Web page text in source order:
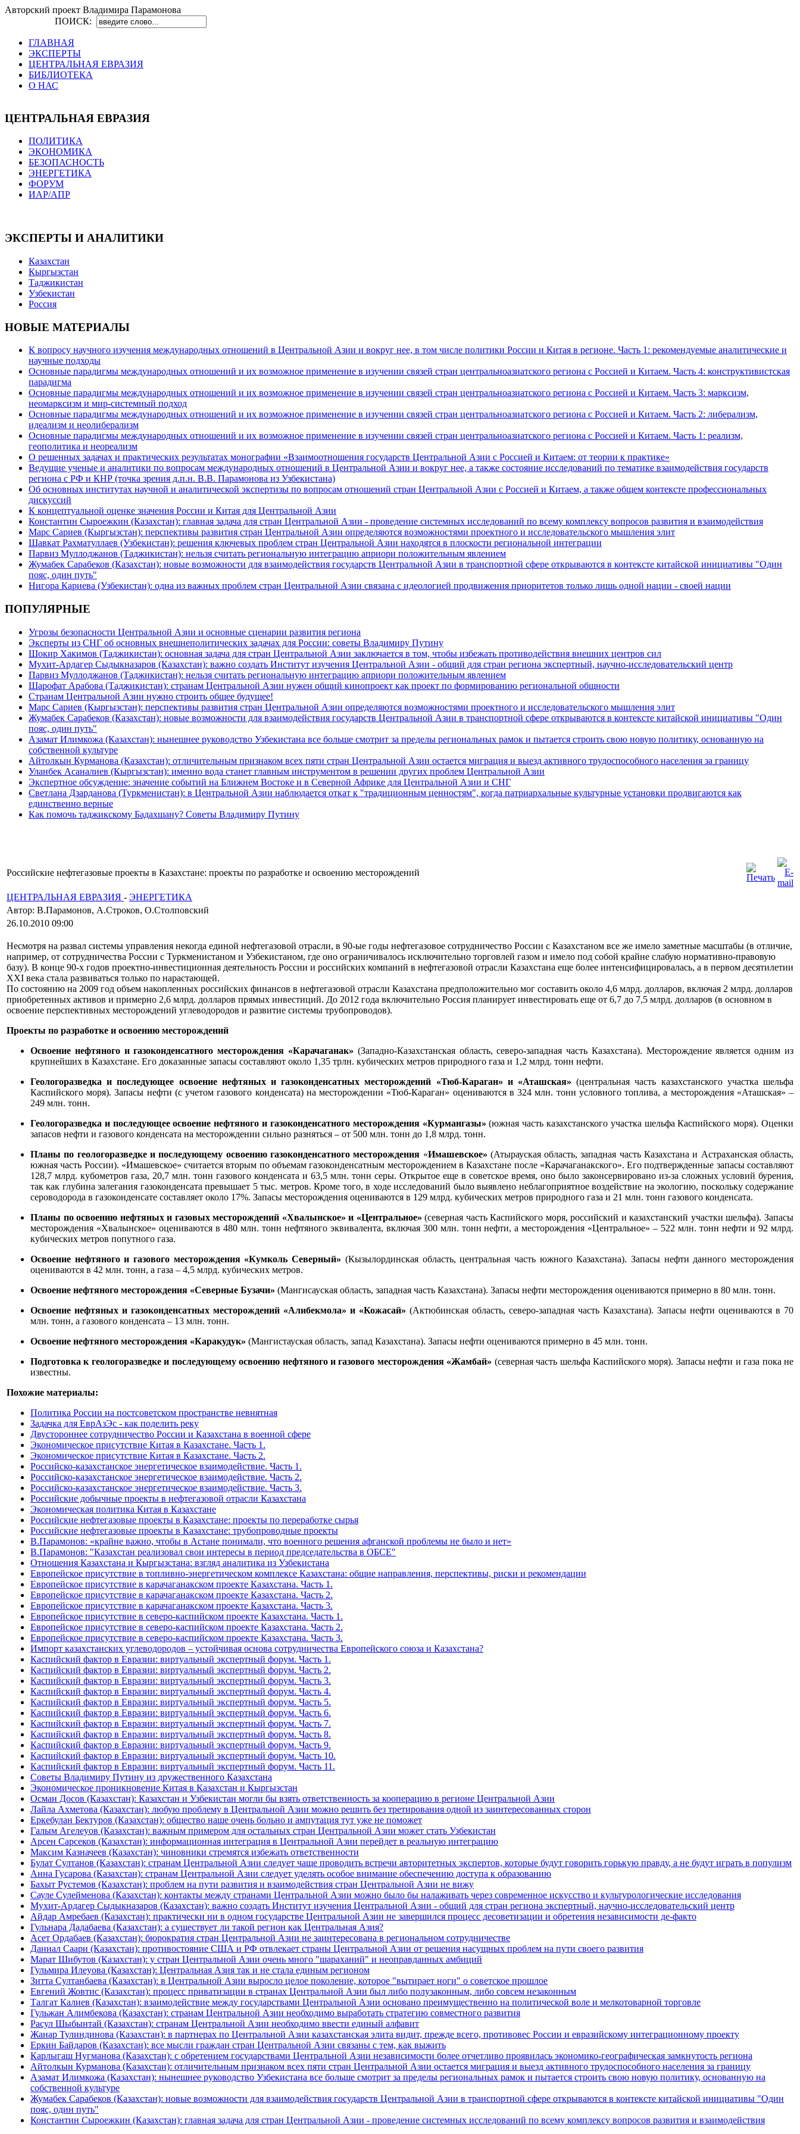
Авторский проект Владимира Парамонова
ПОИСК:
ГЛАВНАЯ
ЭКСПЕРТЫ
ЦЕНТРАЛЬНАЯ ЕВРАЗИЯ
БИБЛИОТЕКА
О НАС
ЦЕНТРАЛЬНАЯ ЕВРАЗИЯ
ПОЛИТИКА
ЭКОНОМИКА
БЕЗОПАСНОСТЬ
ЭНЕРГЕТИКА
ФОРУМ
ИАР/АПР
ЭКСПЕРТЫ И АНАЛИТИКИ
Казахстан
Кыргызстан
Таджикистан
Узбекистан
Россия
НОВЫЕ МАТЕРИАЛЫ
К вопросу научного изучения международных отношений в Центральной Азии и вокруг нее, в том числе политики России и Китая в регионе. Часть 1: рекомендуемые аналитические и
научные подходы
Основные парадигмы международных отношений и их возможное применение в изучении связей стран центральноазиатского региона с Россией и Китаем. Часть 4: конструктивистская
парадигма
Основные парадигмы международных отношений и их возможное применение в изучении связей стран центральноазиатского региона с Россией и Китаем. Часть 3: марксизм,
неомарксизм и мир-системный подход
Основные парадигмы международных отношений и их возможное применение в изучении связей стран центральноазиатского региона с Россией и Китаем. Часть 2: либерализм,
идеализм и неолиберализм
Основные парадигмы международных отношений и их возможное применение в изучении связей стран центральноазиатского региона с Россией и Китаем. Часть 1: реализм,
геополитика и неореализм
О решенных задачах и практических результатах монографии «Взаимоотношения государств Центральной Азии с Россией и Китаем: от теории к практике»
Ведущие ученые и аналитики по вопросам международных отношений в Центральной Азии и вокруг нее, а также состояние исследований по тематике взаимодействия государств
региона с РФ и КНР (точка зрения д.п.н. В.В. Парамонова из Узбекистана)
Об основных институтах научной и аналитической экспертизы по вопросам отношений стран Центральной Азии с Россией и Китаем, а также общем контексте профессиональных
дискуссий
К концептуальной оценке значения России и Китая для Центральной Азии
Константин Сыроежкин (Казахстан): главная задача для стран Центральной Азии - проведение системных исследований по всему комплексу вопросов развития и взаимодействия
Марс Сариев (Кыргызстан): перспективы развития стран Центральной Азии определяются возможностями проектного и исследовательского мышления элит
Шавкат Рахматуллаев (Узбекистан): решения ключевых проблем стран Центральной Азии находятся в плоскости региональной интеграции
Парвиз Муллоджанов (Таджикистан): нельзя считать региональную интеграцию априори положительным явлением
Жумабек Сарабеков (Казахстан): новые возможности для взаимодействия государств Центральной Азии в транспортной сфере открываются в контексте китайской инициативы "Один
пояс, один путь"
Нигора Кариева (Узбекистан): одна из важных проблем стран Центральной Азии связана с идеологией продвижения приоритетов только лишь одной нации - своей нации
ПОПУЛЯРНЫЕ
Угрозы безопасности Центральной Азии и основные сценарии развития региона
Эксперты из СНГ об основных внешнеполитических задачах для России: советы Владимиру Путину
Шокир Хакимов (Таджикистан): основная задача для стран Центральной Азии заключается в том, чтобы избежать противодействия внешних центров сил
Мухит-Ардагер Сыдыкназаров (Казахстан): важно создать Институт изучения Центральной Азии - общий для стран региона экспертный, научно-исследовательский центр
Парвиз Муллоджанов (Таджикистан): нельзя считать региональную интеграцию априори положительным явлением
Шарофат Арабова (Таджикистан): странам Центральной Азии нужен общий кинопроект как проект по формированию региональной общности
Странам Центральной Азии нужно строить общее будущее!
Марс Сариев (Кыргызстан): перспективы развития стран Центральной Азии определяются возможностями проектного и исследовательского мышления элит
Жумабек Сарабеков (Казахстан): новые возможности для взаимодействия государств Центральной Азии в транспортной сфере открываются в контексте китайской инициативы "Один
пояс, один путь"
Азамат Илимкожа (Казахстан): нынешнее руководство Узбекистана все больше смотрит за пределы региональных рамок и пытается строить свою новую политику, основанную на
собственной культуре
Айтолкын Курманова (Казахстан): отличительным признаком всех пяти стран Центральной Азии остается миграция и выезд активного трудоспособного населения за границу
Уланбек Асаналиев (Кыргызстан): именно вода станет главным инструментом в решении других проблем Центральной Азии
Экспертное обсуждение: значение событий на Ближнем Востоке и в Северной Африке для Центральной Азии и СНГ
Светлана Дзарданова (Туркменистан): в Центральной Азии наблюдается откат к "традиционным ценностям", когда патриархальные культурные установки продвигаются как
единственно верные
Как помочь таджикскому Бадахшану? Советы Владимиру Путину
Российские нефтегазовые проекты в Казахстане: проекты по разработке и освоению месторождений
ЦЕНТРАЛЬНАЯ ЕВРАЗИЯ - ЭНЕРГЕТИКА
Автор: В.Парамонов, А.Строков, О.Столповский
26.10.2010 09:00
Несмотря на развал системы управления некогда единой нефтегазовой отрасли, в 90-ые годы нефтегазовое сотрудничество России с Казахстаном все же имело заметные масштабы (в отличие,
например, от сотрудничества России с Туркменистаном и Узбекистаном, где оно ограничивалось исключительно торговлей газом и имело под собой крайне слабую нормативно-правовую
базу). В конце 90-х годов проектно-инвестиционная деятельность России и российских компаний в нефтегазовой отрасли Казахстана еще более интенсифицировалась, а в первом десятилетии
XXI века стала развиваться только по нарастающей.
По состоянию на 2009 год объем накопленных российских финансов в нефтегазовой отрасли Казахстана предположительно мог составить около 4,6 млрд. долларов, включая 2 млрд. долларов
приобретенных активов и примерно 2,6 млрд. долларов прямых инвестиций. До 2012 года включительно Россия планирует инвестировать еще от 6,7 до 7,5 млрд. долларов (в основном в
освоение перспективных месторождений углеводородов и развитие системы трубопроводов).
Проекты по разработке и освоению месторождений
Освоение нефтяного и газоконденсатного месторождения «Карачаганак» (Западно-Казахстанская область, северо-западная часть Казахстана). Месторождение является одним из
крупнейших в Казахстане. Его доказанные запасы составляют около 1,35 трлн. кубических метров природного газа и 1,2 млрд. тонн нефти.
Геологоразведка и последующее освоение нефтяных и газоконденсатных месторождений «Тюб-Караган» и «Аташская»(центральная часть казахстанского участка шельфа
Каспийского моря). Запасы нефти (с учетом газового конденсата) на месторождении «Тюб-Караган» оцениваются в 324 млн. тонн условного топлива, а месторождения «Аташская» –
249 млн. тонн.
Геологоразведка и последующее освоение нефтяного и газоконденсатного месторождения «Курмангазы»(южная часть казахстанского участка шельфа Каспийского моря). Оценки
запасов нефти и газового конденсата на месторождении сильно разняться – от 500 млн. тонн до 1,8 млрд. тонн.
Планы по геологоразведке и последующему освоению газоконденсатного месторождения «Имашевское» (Атырауская область, западная часть Казахстана и Астраханская область,
южная часть России). «Имашевское» считается вторым по объемам газоконденсатным месторождением в Казахстане после «Карачаганакского». Его подтвержденные запасы составляют
128,7 млрд. кубометров газа, 20,7 млн. тонн газового конденсата и 63,5 млн. тонн серы. Открытое еще в советское время, оно было законсервировано из-за сложных условий бурения,
так как глубина залегания газоконденсата превышает 5 тыс. метров. Кроме того, в ходе исследований было выявлено неблагоприятное воздействие на экологию, поскольку содержание
сероводорода в газоконденсате составляет около 17%. Запасы месторождения оцениваются в 129 млрд. кубических метров природного газа и 21 млн. тонн газового конденсата.
Планы по освоению нефтяных и газовых месторождений «Хвалынское» и «Центральное» (северная часть Каспийского моря, российский и казахстанский участки шельфа). Запасы
месторождения «Хвалынское» оцениваются в 480 млн. тонн нефтяного эквивалента, включая 300 млн. тонн нефти, а месторождения «Центральное» – 522 млн. тонн нефти и 92 млрд.
кубических метров попутного газа.
Освоение нефтяного и газового месторождения «Кумколь Северный» (Кызылординская область, центральная часть южного Казахстана). Запасы нефти данного месторождения
оцениваются в 42 млн. тонн, а газа – 4,5 млрд. кубических метров.
Освоение нефтяного месторождения «Северные Бузачи» (Мангисауская область, западная часть Казахстана). Запасы нефти месторождения оцениваются примерно в 80 млн. тонн.
Освоение нефтяных и газоконденсатных месторождений «Алибекмола» и «Кожасай» (Актюбинская область, северо-западная часть Казахстана). Запасы нефти оцениваются в 70
млн. тонн, а газового конденсата – 13 млн. тонн.
Освоение нефтяного месторождения «Каракудук» (Мангистауская область, запад Казахстана). Запасы нефти оцениваются примерно в 45 млн. тонн.
Подготовка к геологоразведке и последующему освоению нефтяного и газового месторождения «Жамбай» (северная часть шельфа Каспийского моря). Запасы нефти и газа пока не
известны.
Похожие материалы:
Политика России на постсоветском пространстве невнятная
Задачка для ЕврАзЭс - как поделить реку
Двустороннее сотрудничество России и Казахстана в военной сфере
Экономическое присутствие Китая в Казахстане. Часть 1.
Экономическое присутствие Китая в Казахстане. Часть 2.
Российско-казахстанское энергетическое взаимодействие. Часть 1.
Российско-казахстанское энергетическое взаимодействие. Часть 2.
Российско-казахстанское энергетическое взаимодействие. Часть 3.
Российские добычные проекты в нефтегазовой отрасли Казахстана
Экономическая политика Китая в Казахстане
Российские нефтегазовые проекты в Казахстане: проекты по переработке сырья
Российские нефтегазовые проекты в Казахстане: трубопроводные проекты
В.Парамонов: «крайне важно, чтобы в Астане понимали, что военного решения афганской проблемы не было и нет»
В.Парамонов: "Казахстан реализовал свои интересы в период председательства в ОБСЕ"
Отношения Казахстана и Кыргызстана: взгляд аналитика из Узбекистана
Европейское присутствие в топливно-энергетическом комплексе Казахстана: общие направления, перспективы, риски и рекомендации
Европейское присутствие в карачаганакском проекте Казахстана. Часть 1.
Европейское присутствие в карачаганакском проекте Казахстана. Часть 2.
Европейское присутствие в карачаганакском проекте Казахстана. Часть 3.
Европейское присутствие в северо-каспийском проекте Казахстана. Часть 1.
Европейское присутствие в северо-каспийском проекте Казахстана. Часть 2.
Европейское присутствие в северо-каспийском проекте Казахстана. Часть 3.
Импорт казахстанских углеводородов – устойчивая основа сотрудничества Европейского союза и Казахстана?
Каспийский фактор в Евразии: виртуальный экспертный форум. Часть 1.
Каспийский фактор в Евразии: виртуальный экспертный форум. Часть 2.
Каспийский фактор в Евразии: виртуальный экспертный форум. Часть 3.
Каспийский фактор в Евразии: виртуальный экспертный форум. Часть 4.
Каспийский фактор в Евразии: виртуальный экспертный форум. Часть 5.
Каспийский фактор в Евразии: виртуальный экспертный форум. Часть 6.
Каспийский фактор в Евразии: виртуальный экспертный форум. Часть 7.
Каспийский фактор в Евразии: виртуальный экспертный форум. Часть 8.
Каспийский фактор в Евразии: виртуальный экспертный форум. Часть 9.
Каспийский фактор в Евразии: виртуальный экспертный форум. Часть 10.
Каспийский фактор в Евразии: виртуальный экспертный форум. Часть 11.
Советы Владимиру Путину из дружественного Казахстана
Экономическое проникновение Китая в Казахстан и Кыргызстан
Осман Досов (Казахстан): Казахстан и Узбекистан могли бы взять ответственность за кооперацию в регионе Центральной Азии
Лайла Ахметова (Казахстан): любую проблему в Центральной Азии можно решить без третирования одной из заинтересованных сторон
Еркебулан Бектуров (Казахстан): общество наше очень больно и ампутация тут уже не поможет
Галым Агелеуов (Казахстан): важным примером для остальных стран Центральной Азии может стать Узбекистан
Арсен Сарсеков (Казахстан): информационная интеграция в Центральной Азии перейдет в реальную интеграцию
Максим Казначеев (Казахстан): чиновники стремятся избежать ответственности
Булат Султанов (Казахстан): странам Центральной Азии следует чаще проводить встречи авторитетных экспертов, которые будут говорить горькую правду, а не будут играть в популизм
Анна Гусарова (Казахстан): странам Центральной Азии следует уделять особое внимание обеспечению доступа к образованию
Бахыт Рустемов (Казахстан): проблем на пути развития и взаимодействия стран Центральной Азии не вижу
Сауле Сулейменова (Казахстан): контакты между странами Центральной Азии можно было бы налаживать через современное искусство и культурологические исследования
Мухит-Ардагер Сыдыкназаров (Казахстан): важно создать Институт изучения Центральной Азии - общий для стран региона экспертный, научно-исследовательский центр
Айдар Амребаев (Казахстан): практически ни в одном государстве Центральной Азии не завершился процесс десоветизации и обретения независимости де-факто
Гульнара Дадабаева (Казахстан): а существует ли такой регион как Центральная Азия?
Асет Ордабаев (Казахстан): бюрократия стран Центральной Азии не заинтересована в региональном сотрудничестве
Даниал Саари (Казахстан): противостояние США и РФ отвлекает страны Центральной Азии от решения насущных проблем на пути своего развития
Марат Шибутов (Казахстан): у стран Центральной Азии очень много "шараханий" и неоправданных амбиций
Гульмира Илеуова (Казахстан): Центральная Азия так и не стала единым регионом
Зитта Султанбаева (Казахстан): в Центральной Азии выросло целое поколение, которое "вытирает ноги" о советское прошлое
Евгений Жовтис (Казахстан): процесс приватизации в странах Центральной Азии был либо полузаконным, либо совсем незаконным
Талгат Калиев (Казахстан): взаимодействие между государствами Центральной Азии основано преимущественно на политической воле и мелкотоварной торговле
Гульжан Алимбекова (Казахстан): странам Центральной Азии необходимо выработать стратегию совместного развития
Расул Шыбынтай (Казахстан): странам Центральной Азии необходимо ввести единый алфавит
Жанар Тулиндинова (Казахстан): в партнерах по Центральной Азии казахстанская элита видит, прежде всего, противовес России и евразийскому интеграционному проекту
Еркин Байдаров (Казахстан): все мысли граждан стран Центральной Азии связаны с тем, как выжить
Карлыгаш Нугманова (Казахстан): с обретением государствами Центральной Азии независимости более отчетливо проявилась экономико-географическая замкнутость региона
Айтолкын Курманова (Казахстан): отличительным признаком всех пяти стран Центральной Азии остается миграция и выезд активного трудоспособного населения за границу
Азамат Илимкожа (Казахстан): нынешнее руководство Узбекистана все больше смотрит за пределы региональных рамок и пытается строить свою новую политику, основанную на
собственной культуре
Жумабек Сарабеков (Казахстан): новые возможности для взаимодействия государств Центральной Азии в транспортной сфере открываются в контексте китайской инициативы "Один
пояс, один путь"
Константин Сыроежкин (Казахстан): главная задача для стран Центральной Азии - проведение системных исследований по всему комплексу вопросов развития и взаимодействия